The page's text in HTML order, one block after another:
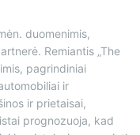
duomenimis,
Remiantis „The
pagrindiniai
ir
ir prietaisai,
prognozuoja, kad